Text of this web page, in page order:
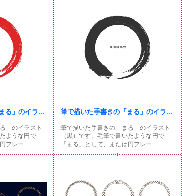
る」のイラ...
」のイラスト
ような円で
フレー...
筆で描いた手書きの「まる」のイラ...
筆で描いた手書きの「まる」のイラスト
（黒）です。毛筆で書いたような円で
「まる」として、または円フレー...